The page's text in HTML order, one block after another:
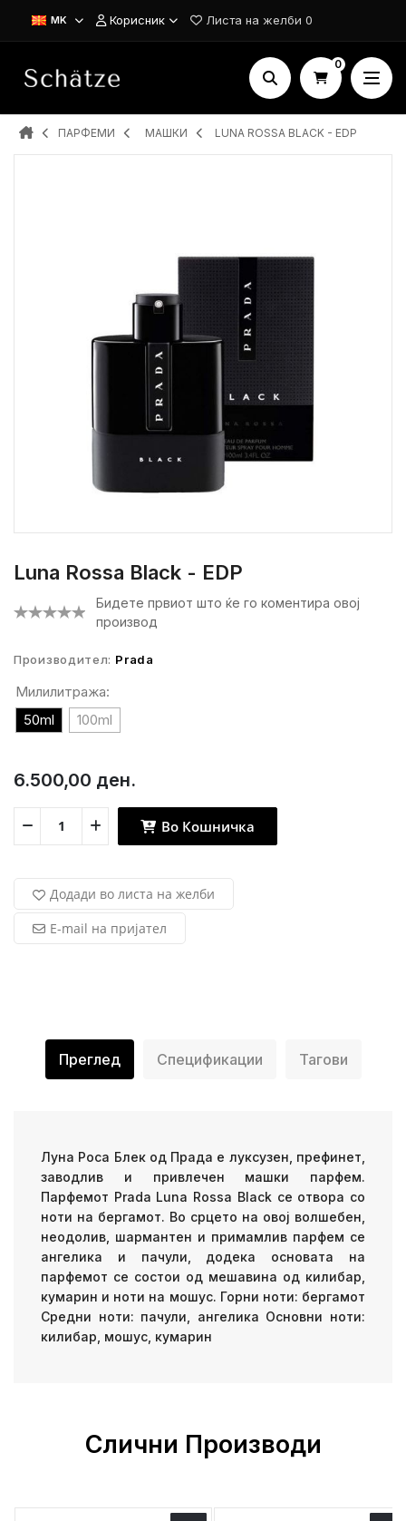
MK Корисник Листа на желби 0
0
ПАРФЕМИ MAШКИ LUNA ROSSA BLACK - EDP
Luna Rossa Black - EDP
Бидете првиот што ќе го коментира овој
производ
Производител: Prada
Милилитража:
50ml
100ml
6.500,00 ден.
Во Кошничка
Додади во листа на желби
E-mail на пријател
Преглед Спецификации Тагови
Луна Роса Блек од Прада е луксузен, префинет,
заводлив и привлечен машки парфем.
Парфемот Prada Luna Rossa Black се отвора со
ноти на бергамот. Во срцето на овој волшебен,
неодолив, шармантен и примамлив парфем се
ангелика и пачули, додека основата на
парфемот се состои од мешавина од килибар,
кумарин и ноти на мошус. Горни ноти: бергамот
Средни ноти: пачули, ангелика Основни ноти:
килибар, мошус, кумарин
Слични Производи